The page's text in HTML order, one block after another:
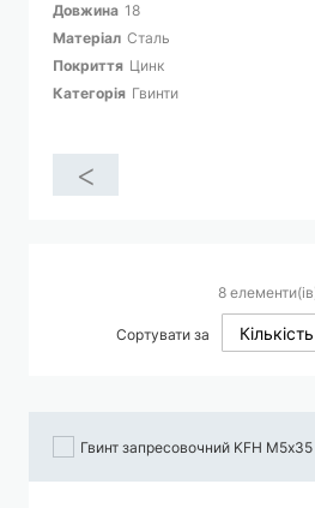
Довжина 18
Матеріал Сталь
Покриття Цинк
Категорія Гвинти
<
8
Сортувати за
Гвинт запресовочний KFH